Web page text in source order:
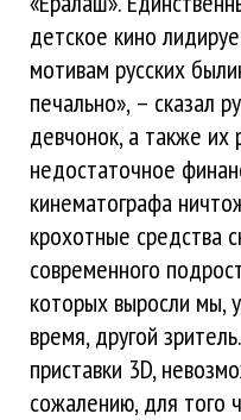
детское кино
мотивам русских
печально», – сказал
девчонок, а также их
недостаточное
кинематографа
крохотные средства
современного
которых выросли мы,
время, другой
приставки 3D,
сожалению, для того